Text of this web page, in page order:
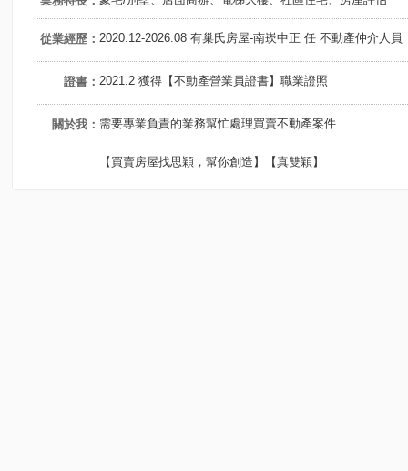
從業經歷： 2020.12-2026.08 有巢氏房屋-南崁中正 任 不動產仲介人員
證書： 2021.2 獲得【不動產營業員證書】職業證照
關於我： 需要專業負責的業務幫忙處理買賣不動產案件
【買賣房屋找思穎，幫你創造】【真雙穎】